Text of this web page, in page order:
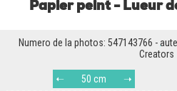
Papier peint - Lueur
Numero de la photos: 547143766 -
Creators
50 cm